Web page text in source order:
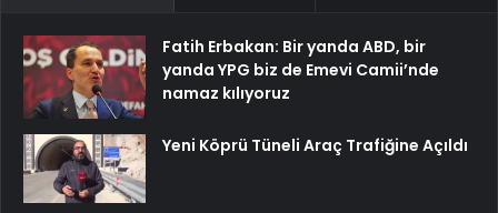
Fatih Erbakan: Bir yanda ABD, bir
yanda YPG biz de Emevi Camii’nde
namaz kılıyoruz
Yeni Köprü Tüneli Araç Trafiğine Açıldı